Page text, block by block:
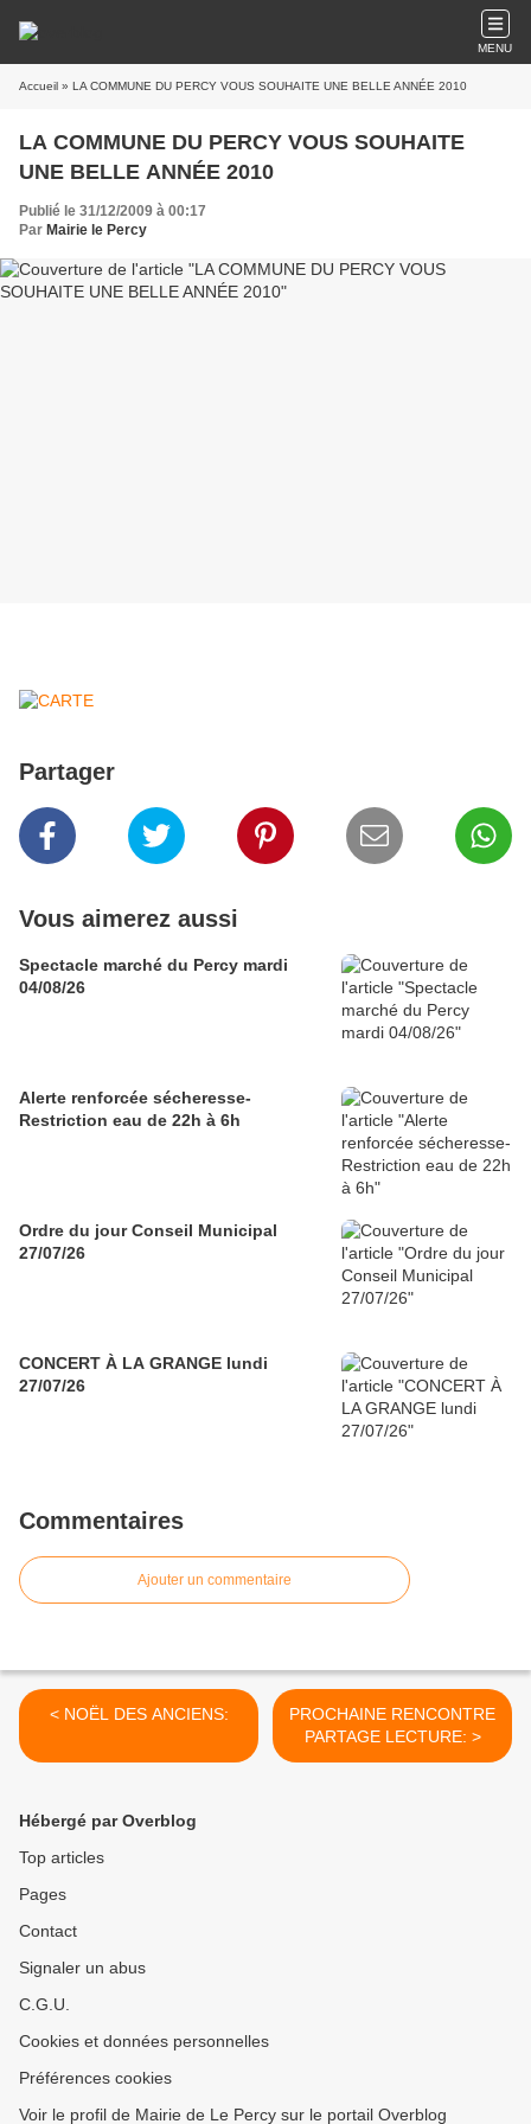
MENU
Accueil » LA COMMUNE DU PERCY VOUS SOUHAITE UNE BELLE ANNÉE 2010
LA COMMUNE DU PERCY VOUS SOUHAITE
UNE BELLE ANNÉE 2010
Publié le 31/12/2009 à 00:17
Par Mairie le Percy
Partager
Vous aimerez aussi
Spectacle marché du Percy mardi
04/08/26
Alerte renforcée sécheresse-
Restriction eau de 22h à 6h
Ordre du jour Conseil Municipal
27/07/26
CONCERT À LA GRANGE lundi
27/07/26
Commentaires
Ajouter un commentaire
< NOËL DES ANCIENS:
PROCHAINE RENCONTRE
PARTAGE LECTURE: >
Hébergé par Overblog
Top articles
Pages
Contact
Signaler un abus
C.G.U.
Cookies et données personnelles
Préférences cookies
Voir le profil de Mairie de Le Percy sur le portail Overblog